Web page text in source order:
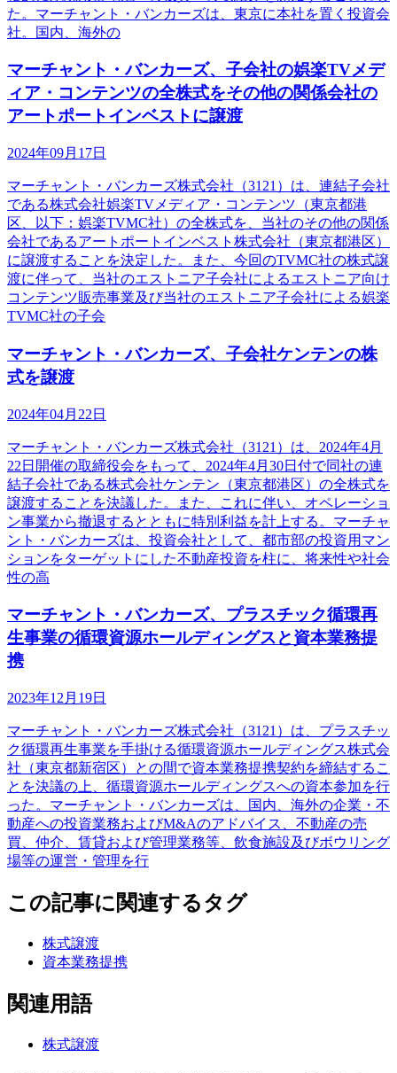
た。マーチャント・バンカーズは、東京に本社を置く投資会
社。国内、海外の
マーチャント・バンカーズ、子会社の娯楽TVメデ
ィア・コンテンツの全株式をその他の関係会社の
アートポートインベストに譲渡
2024年09月17日
マーチャント・バンカーズ株式会社（3121）は、連結子会社
である株式会社娯楽TVメディア・コンテンツ（東京都港
区、以下：娯楽TVMC社）の全株式を、当社のその他の関係
会社であるアートポートインベスト株式会社（東京都港区）
に譲渡することを決定した。また、今回のTVMC社の株式譲
渡に伴って、当社のエストニア子会社によるエストニア向け
コンテンツ販売事業及び当社のエストニア子会社による娯楽
TVMC社の子会
マーチャント・バンカーズ、子会社ケンテンの株
式を譲渡
2024年04月22日
マーチャント・バンカーズ株式会社（3121）は、2024年4月
22日開催の取締役会をもって、2024年4月30日付で同社の連
結子会社である株式会社ケンテン（東京都港区）の全株式を
譲渡することを決議した。また、これに伴い、オペレーショ
ン事業から撤退するとともに特別利益を計上する。マーチャ
ント・バンカーズは、投資会社として、都市部の投資用マン
ションをターゲットにした不動産投資を柱に、将来性や社会
性の高
マーチャント・バンカーズ、プラスチック循環再
生事業の循環資源ホールディングスと資本業務提
携
2023年12月19日
マーチャント・バンカーズ株式会社（3121）は、プラスチッ
ク循環再生事業を手掛ける循環資源ホールディングス株式会
社（東京都新宿区）との間で資本業務提携契約を締結するこ
とを決議の上、循環資源ホールディングスへの資本参加を行
った。マーチャント・バンカーズは、国内、海外の企業・不
動産への投資業務およびM&Aのアドバイス、不動産の売
買、仲介、賃貸および管理業務等、飲食施設及びボウリング
場等の運営・管理を行
この記事に関連するタグ
株式譲渡
資本業務提携
関連用語
株式譲渡